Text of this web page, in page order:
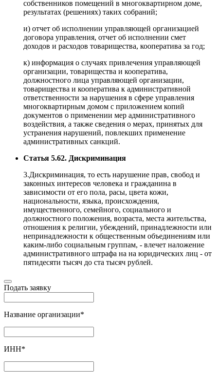
собственников помещений в многоквартирном доме,
результатах (решениях) таких собраний;
и) отчет об исполнении управляющей организацией
договора управления, отчет об исполнении смет
доходов и расходов товарищества, кооператива за год;
к) информация о случаях привлечения управляющей
организации, товарищества и кооператива,
должностного лица управляющей организации,
товарищества и кооператива к административной
ответственности за нарушения в сфере управления
многоквартирным домом с приложением копий
документов о применении мер административного
воздействия, а также сведения о мерах, принятых для
устранения нарушений, повлекших применение
административных санкций.
Статья 5.62. Дискриминация
3.Дискриминация, то есть нарушение прав, свобод и
законных интересов человека и гражданина в
зависимости от его пола, расы, цвета кожи,
национальности, языка, происхождения,
имущественного, семейного, социального и
должностного положения, возраста, места жительства,
отношения к религии, убеждений, принадлежности или
непринадлежности к общественным объединениям или
каким-либо социальным группам, - влечет наложение
административного штрафа на на юридических лиц - от
пятидесяти тысяч до ста тысяч рублей.
Подать заявку
Название организации*
ИНН*